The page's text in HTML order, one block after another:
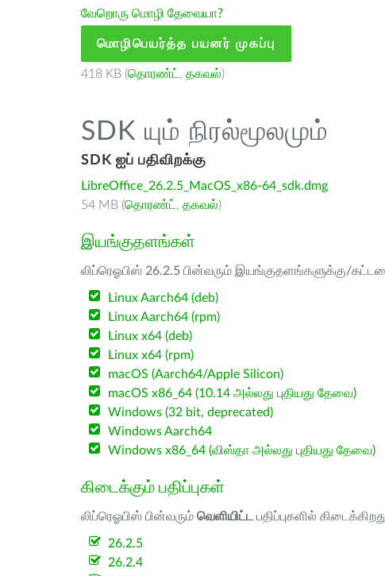
வேறொரு மொழி தேவையா?
மொழிபெயர்த்த பயனர் முகப்பு
418 KB (தொரண்ட் , தகவல்)
SDK யும் நிரல்மூலமும்
SDK ஐப் பதிவிறக்கு
LibreOffice_26.2.5_MacOS_x86-64_sdk.dmg
54 MB (தொரண்ட் , தகவல்)
இயங்குதளங்கள்
லிப்ரெஓபிஸ் 26.2.5 பின்வரும் இயங்குதளங்களுக்கு/
Linux Aarch64 (deb)
Linux Aarch64 (rpm)
Linux x64 (deb)
Linux x64 (rpm)
macOS (Aarch64/Apple Silicon)
macOS x86_64 (10.14 அல்லது புதியது தேவை)
Windows (32 bit, deprecated)
Windows Aarch64
Windows x86_64 (விஸ்தா அல்லது புதியது தேவை)
கிடைக்கும் பதிப்புகள்
லிப்ரெஓபிஸ் பின்வரும் வெளியிட்ட பதிப்புகளில்
26.2.5
26.2.4